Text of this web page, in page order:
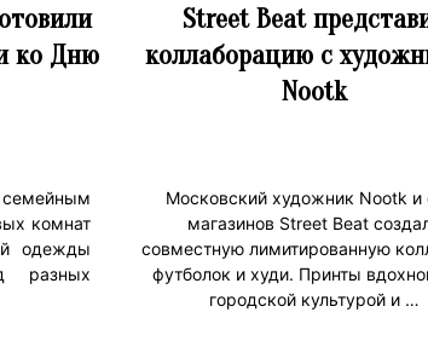
ко Дню
комнат
одежды
разных
Street Beat
коллаборацию с
Nootk
Московский художник Nootk и
магазинов Street Beat
совместную лимитированную
футболок и худи. Принты
городской культурой и …